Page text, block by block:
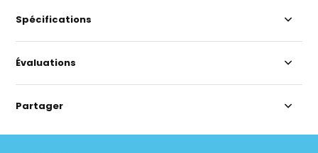
Spécifications
Évaluations
Partager